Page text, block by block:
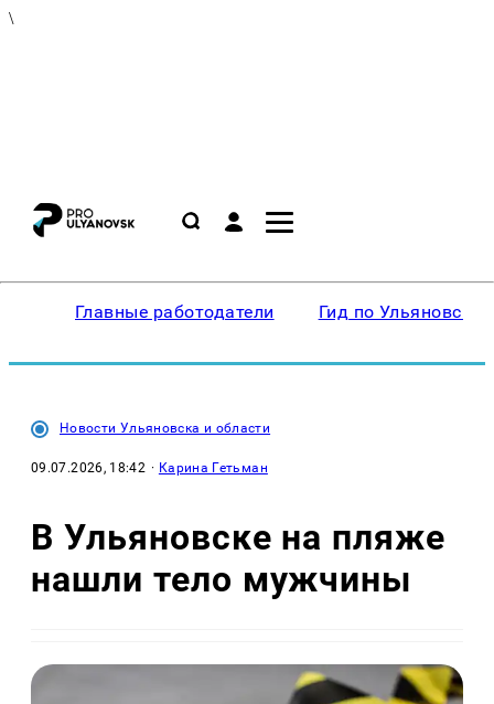
\
Главные работодатели Гид по Ульяновску
Новости Ульяновска и области
09.07.2026, 18:42 · Карина Гетьман
В Ульяновске на пляже
нашли тело мужчины